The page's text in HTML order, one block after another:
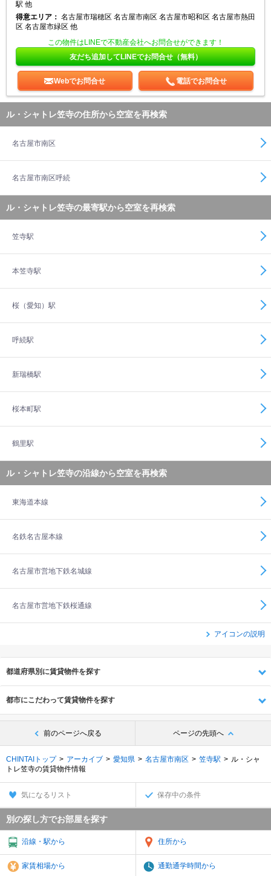
駅 他
得意エリア： 名古屋市瑞穂区 名古屋市南区 名古屋市昭和区 名古屋市熱田
区 名古屋市緑区 他
この物件はLINEで不動産会社へお問合せができます！
友だち追加してLINEでお問合せ（無料）
Webでお問合せ 電話でお問合せ
ル・シャトレ笠寺の住所から空室を再検索
名古屋市南区
名古屋市南区呼続
ル・シャトレ笠寺の最寄駅から空室を再検索
笠寺駅
本笠寺駅
桜（愛知）駅
呼続駅
新瑞橋駅
桜本町駅
鶴里駅
ル・シャトレ笠寺の沿線から空室を再検索
東海道本線
名鉄名古屋本線
名古屋市営地下鉄名城線
名古屋市営地下鉄桜通線
アイコンの説明
都道府県別に賃貸物件を探す
都市にこだわって賃貸物件を探す
前のページへ戻る ページの先頭へ
CHINTAIトップ アーカイブ 愛知県 名古屋市南区 笠寺駅
ル・シャ
トレ笠寺の賃貸物件情報
気になるリスト 保存中の条件
別の探し方でお部屋を探す
沿線・駅から 住所から
家賃相場から 通勤通学時間から